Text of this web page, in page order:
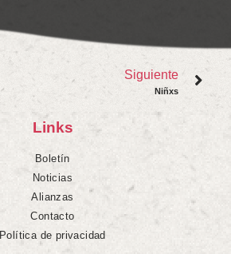
Siguiente
Niñxs
Links
Boletín
Noticias
Alianzas
Contacto
Política de privacidad